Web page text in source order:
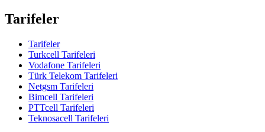
Tarifeler
Tarifeler
Turkcell Tarifeleri
Vodafone Tarifeleri
Türk Telekom Tarifeleri
Netgsm Tarifeleri
Bimcell Tarifeleri
PTTcell Tarifeleri
Teknosacell Tarifeleri